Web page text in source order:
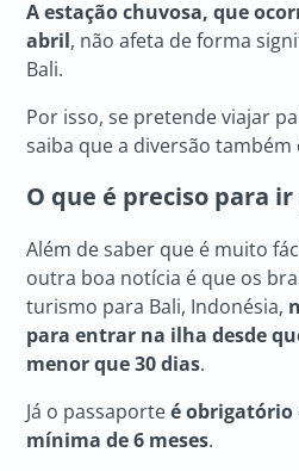
A estação chuvosa, que
abril, não afeta de forma
Bali.
Por isso, se pretende viajar
saiba que a diversão também
O que é preciso para
Além de saber que é muito
outra boa notícia é que os
turismo para Bali, Indonésia,
para entrar na ilha desde
menor que 30 dias.
Já o passaporteé obrigatório
mínima de 6 meses.